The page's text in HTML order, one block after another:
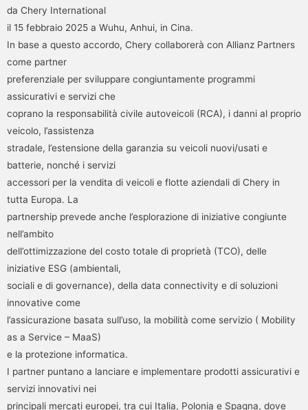
da Chery International
il 15 febbraio 2025 a Wuhu, Anhui, in Cina.
In base a questo accordo, Chery collaborerà con Allianz Partners
come partner
preferenziale per sviluppare congiuntamente programmi
assicurativi e servizi che
coprano la responsabilità civile autoveicoli (RCA), i danni al proprio
veicolo, l’assistenza
stradale, l’estensione della garanzia su veicoli nuovi/usati e
batterie, nonché i servizi
accessori per la vendita di veicoli e flotte aziendali di Chery in
tutta Europa. La
partnership prevede anche l’esplorazione di iniziative congiunte
nell’ambito
dell’ottimizzazione del costo totale di proprietà (TCO), delle
iniziative ESG (ambientali,
sociali e di governance), della data connectivity e di soluzioni
innovative come
l’assicurazione basata sull’uso, la mobilità come servizio ( Mobility
as a Service – MaaS)
e la protezione informatica.
I partner puntano a lanciare e implementare prodotti assicurativi e
servizi innovativi nei
principali mercati europei, tra cui Italia, Polonia e Spagna, dove